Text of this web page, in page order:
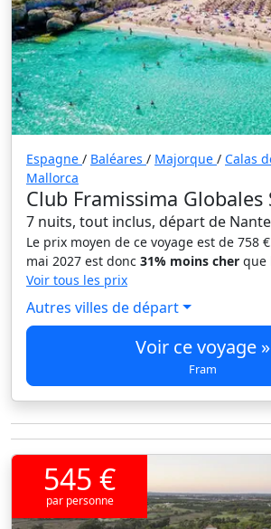
Espagne / Baléares / Majorque / Calas
Mallorca
Club Framissima Globales
7 nuits, tout inclus, départ de
Le prix moyen de ce voyage est de 758
mai 2027 est donc 31% moins cher que
Voir tous les prix
Autres villes de départ
Voir ce voyage »
Fram
545 €
par personne